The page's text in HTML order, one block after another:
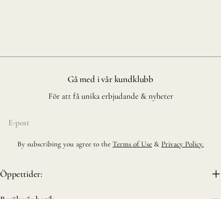
Öppettider:
Gå med i vår kundklubb
För att få unika erbjudande & nyheter
By subscribing you agree to the Terms of Use & Privacy Policy.